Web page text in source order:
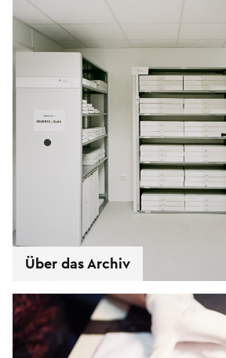
Über das Archiv